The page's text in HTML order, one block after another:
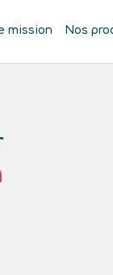
mission Nos